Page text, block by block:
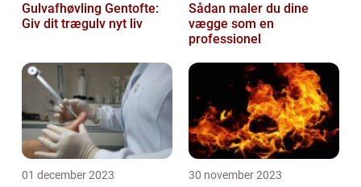
Gulvafhøvling Gentofte:
Giv dit trægulv nyt liv
Sådan maler du dine
vægge som en
professionel
01 december 2023 30 november 2023